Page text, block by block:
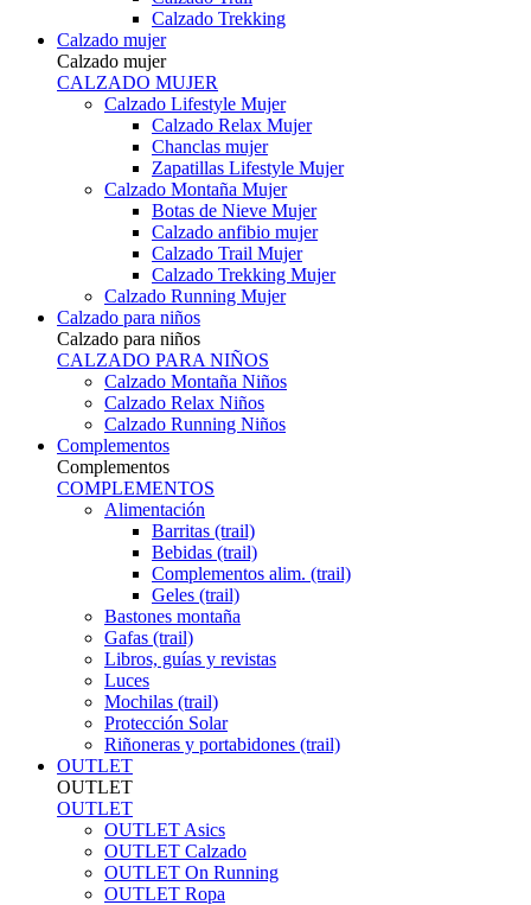
Calzado Trekking
Calzado mujer
Calzado mujer
CALZADO MUJER
Calzado Lifestyle Mujer
Calzado Relax Mujer
Chanclas mujer
Zapatillas Lifestyle Mujer
Calzado Montaña Mujer
Botas de Nieve Mujer
Calzado anfibio mujer
Calzado Trail Mujer
Calzado Trekking Mujer
Calzado Running Mujer
Calzado para niños
Calzado para niños
CALZADO PARA NIÑOS
Calzado Montaña Niños
Calzado Relax Niños
Calzado Running Niños
Complementos
Complementos
COMPLEMENTOS
Alimentación
Barritas (trail)
Bebidas (trail)
Complementos alim. (trail)
Geles (trail)
Bastones montaña
Gafas (trail)
Libros, guías y revistas
Luces
Mochilas (trail)
Protección Solar
Riñoneras y portabidones (trail)
OUTLET
OUTLET
OUTLET
OUTLET Asics
OUTLET Calzado
OUTLET On Running
OUTLET Ropa